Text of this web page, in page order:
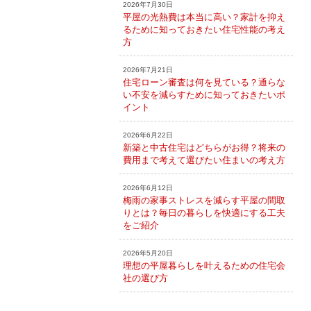
2026年7月30日
平屋の光熱費は本当に高い？家計を抑え
るために知っておきたい住宅性能の考え
方
2026年7月21日
住宅ローン審査は何を見ている？通らな
い不安を減らすために知っておきたいポ
イント
2026年6月22日
新築と中古住宅はどちらがお得？将来の
費用まで考えて選びたい住まいの考え方
2026年6月12日
梅雨の家事ストレスを減らす平屋の間取
りとは？毎日の暮らしを快適にする工夫
をご紹介
2026年5月20日
理想の平屋暮らしを叶えるための住宅会
社の選び方